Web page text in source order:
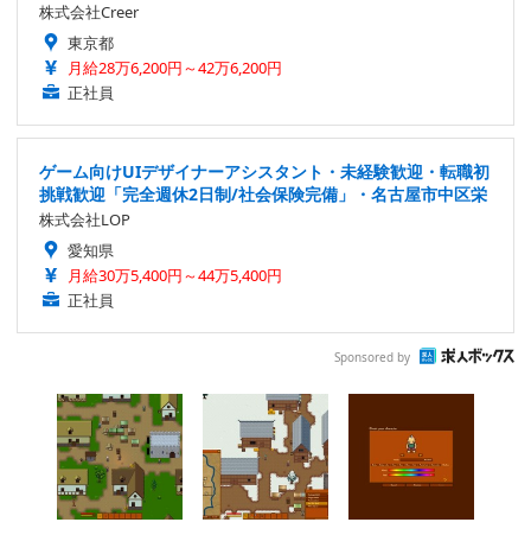
株式会社Creer
東京都
月給28万6,200円～42万6,200円
正社員
ゲーム向けUIデザイナーアシスタント・未経験歓迎・転職初
挑戦歓迎「完全週休2日制/社会保険完備」・名古屋市中区栄
株式会社LOP
愛知県
月給30万5,400円～44万5,400円
正社員
Sponsored by